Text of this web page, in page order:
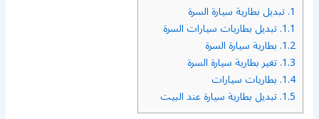
1. تبديل بطارية سيارة السرة
1.1. تبديل بطاريات سيارات السرة
1.2. بطارية سيارة السرة
1.3. تغير بطارية سيارة السرة
1.4. بطاريات سيارات
1.5. تبديل بطارية سيارة عند البيت